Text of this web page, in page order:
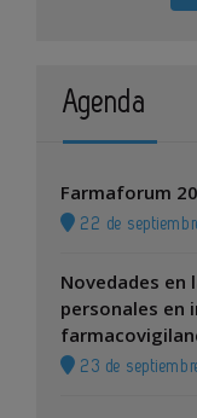
Agenda
Farmaforum
22 de
Novedades en
personales en
23 de